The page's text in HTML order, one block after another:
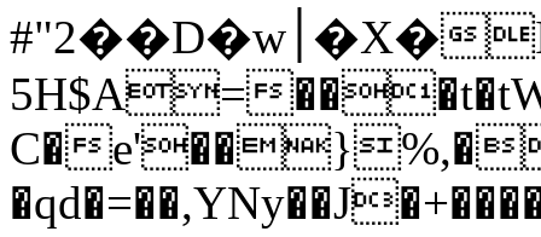
#"2��D�w׀�X�IR�Dvd.�j6?6�$��
5H$A=
C�